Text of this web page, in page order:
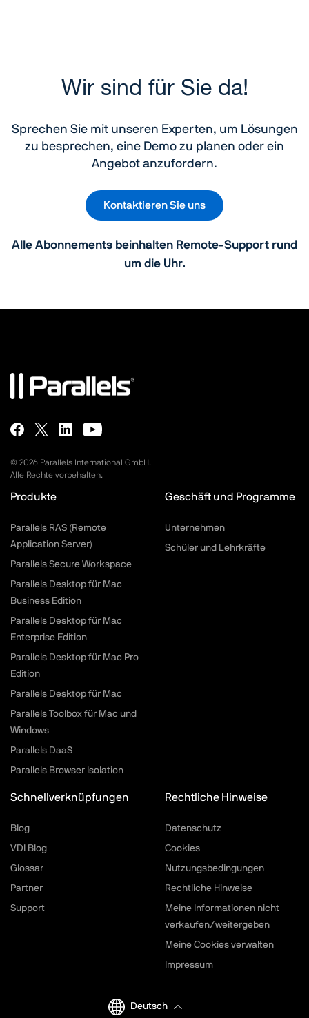
Wir sind für Sie da!
Sprechen Sie mit unseren Experten, um Lösungen
zu besprechen, eine Demo zu planen oder ein
Angebot anzufordern.
Kontaktieren Sie uns
Alle Abonnements beinhalten Remote-Support rund
um die Uhr.
© 2026 Parallels International GmbH.
Alle Rechte vorbehalten.
Produkte
Parallels RAS (Remote
Application Server)
Parallels Secure Workspace
Parallels Desktop für Mac
Business Edition
Parallels Desktop für Mac
Enterprise Edition
Parallels Desktop für Mac Pro
Edition
Parallels Desktop für Mac
Parallels Toolbox für Mac und
Windows
Parallels DaaS
Parallels Browser Isolation
Geschäft und Programme
Unternehmen
Schüler und Lehrkräfte
Schnellverknüpfungen
Blog
VDI Blog
Glossar
Partner
Support
Rechtliche Hinweise
Datenschutz
Cookies
Nutzungsbedingungen
Rechtliche Hinweise
Meine Informationen nicht
verkaufen/weitergeben
Meine Cookies verwalten
Impressum
Deutsch